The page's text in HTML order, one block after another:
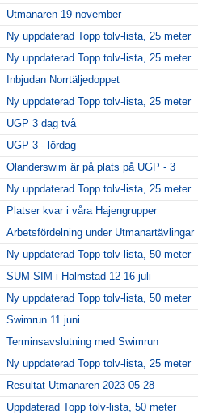
Utmanaren 19 november
Ny uppdaterad Topp tolv-lista, 25 meter
Ny uppdaterad Topp tolv-lista, 25 meter
Inbjudan Norrtäljedoppet
Ny uppdaterad Topp tolv-lista, 25 meter
UGP 3 dag två
UGP 3 - lördag
Olanderswim är på plats på UGP - 3
Ny uppdaterad Topp tolv-lista, 25 meter
Platser kvar i våra Hajengrupper
Arbetsfördelning under Utmanartävlingar
Ny uppdaterad Topp tolv-lista, 50 meter
SUM-SIM i Halmstad 12-16 juli
Ny uppdaterad Topp tolv-lista, 50 meter
Swimrun 11 juni
Terminsavslutning med Swimrun
Ny uppdaterad Topp tolv-lista, 25 meter
Resultat Utmanaren 2023-05-28
Uppdaterad Topp tolv-lista, 50 meter